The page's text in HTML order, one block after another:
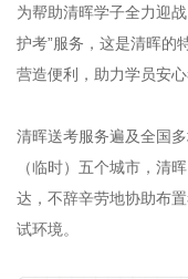
为帮助清晖学子全力迎
护考”服务，这是清晖的
营造便利，助力学员安心
清晖送考服务遍及全国
（临时）五个城市，清
达，不辞辛劳地协助布
试环境。